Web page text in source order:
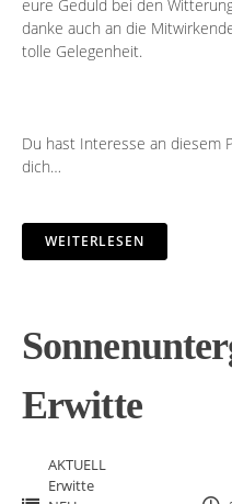
eure Geduld bei den
danke auch an die
tolle Gelegenheit.
Du hast Interesse an diesem
dich…
WEITERLESEN
Erwitte
AKTUELL
Erwitte